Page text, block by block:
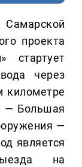
проекта
стартует
через
километре
— Большая
—
является
на